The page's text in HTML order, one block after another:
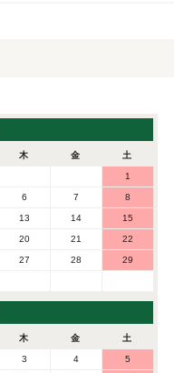
木 金 土
1
6 7 8
13 14 15
20 21 22
27 28 29
木 金 土
3 4 5